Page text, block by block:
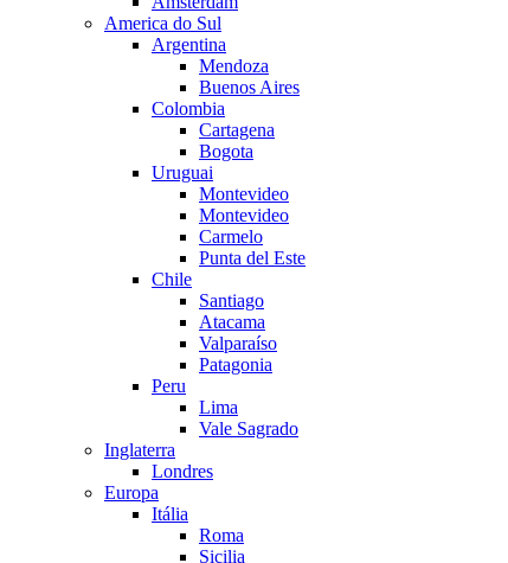
America do Sul
Argentina
Mendoza
Buenos Aires
Colombia
Cartagena
Bogota
Uruguai
Montevideo
Montevideo
Carmelo
Punta del Este
Chile
Santiago
Atacama
Valparaíso
Patagonia
Peru
Lima
Vale Sagrado
Inglaterra
Londres
Europa
Itália
Roma
Sicilia